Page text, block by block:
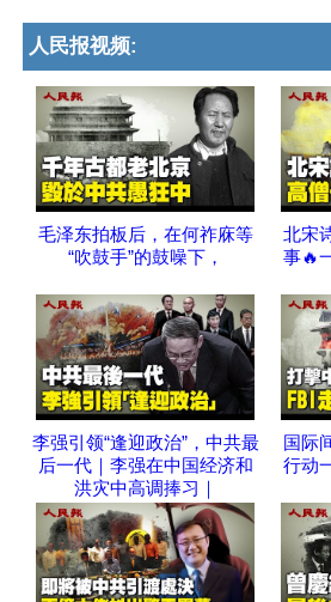
人民报视频:
毛泽东拍板后，在何祚庥等
“吹鼓手”的鼓噪下，
北宋
事🔥
李强引领“逢迎政治”，中共最
后一代｜李强在中国经济和
洪灾中高调捧习｜
国际
行动